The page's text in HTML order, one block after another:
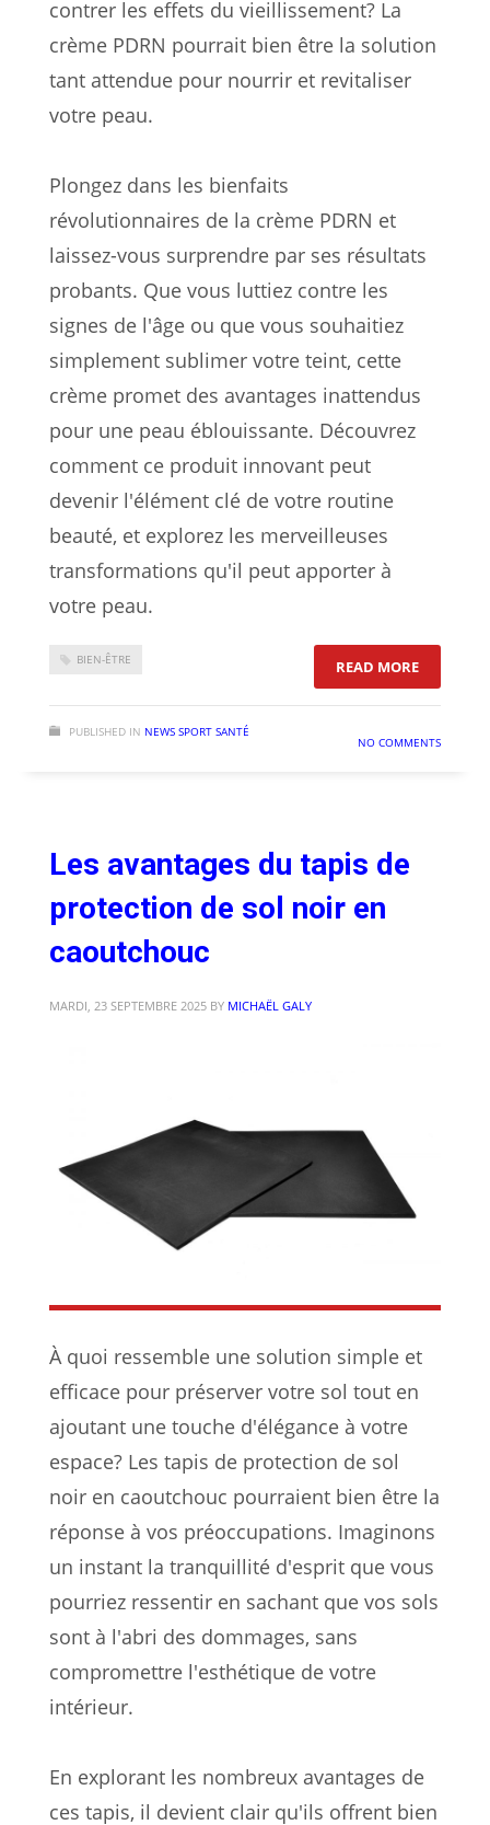
contrer les effets du vieillissement? La
crème PDRN pourrait bien être la solution
tant attendue pour nourrir et revitaliser
votre peau.
Plongez dans les bienfaits
révolutionnaires de la crème PDRN et
laissez-vous surprendre par ses résultats
probants. Que vous luttiez contre les
signes de l'âge ou que vous souhaitiez
simplement sublimer votre teint, cette
crème promet des avantages inattendus
pour une peau éblouissante. Découvrez
comment ce produit innovant peut
devenir l'élément clé de votre routine
beauté, et explorez les merveilleuses
transformations qu'il peut apporter à
votre peau.
BIEN-ÊTRE READ MORE: LES
PUBLISHED IN NEWS SPORT SANTÉ
NO COMMENTS
Les avantages du tapis de
protection de sol noir en
caoutchouc
MARDI, 23 SEPTEMBRE 2025 BY MICHAËL GALY
À quoi ressemble une solution simple et
efficace pour préserver votre sol tout en
ajoutant une touche d'élégance à votre
espace? Les tapis de protection de sol
noir en caoutchouc pourraient bien être la
réponse à vos préoccupations. Imaginons
un instant la tranquillité d'esprit que vous
pourriez ressentir en sachant que vos sols
sont à l'abri des dommages, sans
compromettre l'esthétique de votre
intérieur.
En explorant les nombreux avantages de
ces tapis, il devient clair qu'ils offrent bien